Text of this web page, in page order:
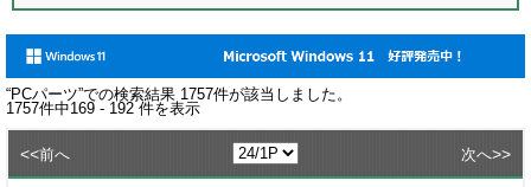
“PCパーツ”での検索結果 1757件が該当しました。
1757件中169 - 192件を表示
<<前へ 次へ>>